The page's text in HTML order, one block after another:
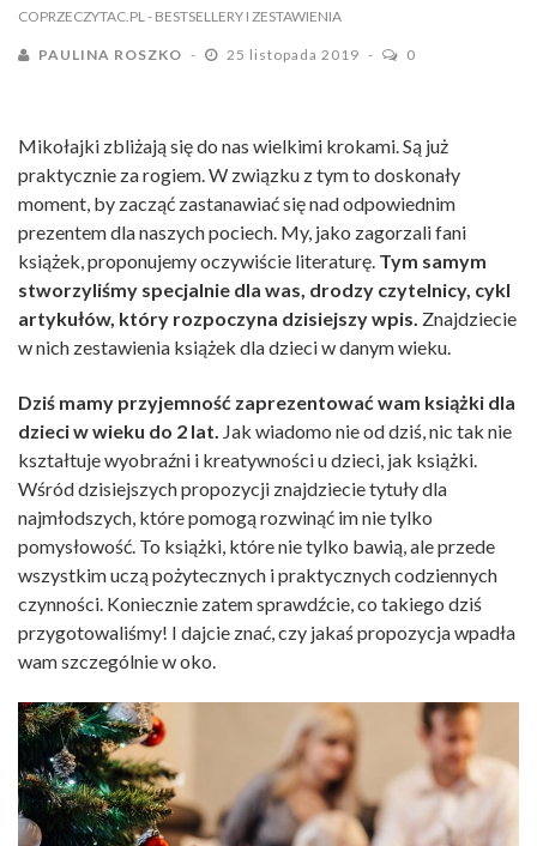
COPRZECZYTAC.PL - BESTSELLERY I ZESTAWIENIA
PAULINA ROSZKO 25 listopada 2019 0
Mikołajki zbliżają się do nas wielkimi krokami. Są już
praktycznie za rogiem. W związku z tym to doskonały
moment, by zacząć zastanawiać się nad odpowiednim
prezentem dla naszych pociech. My, jako zagorzali fani
książek, proponujemy oczywiście literaturę. Tym samym
stworzyliśmy specjalnie dla was, drodzy czytelnicy, cykl
artykułów, który rozpoczyna dzisiejszy wpis. Znajdziecie
w nich zestawienia książek dla dzieci w danym wieku.
Dziś mamy przyjemność zaprezentować wam książki dla
dzieci w wieku do 2 lat. Jak wiadomo nie od dziś, nic tak nie
kształtuje wyobraźni i kreatywności u dzieci, jak książki.
Wśród dzisiejszych propozycji znajdziecie tytuły dla
najmłodszych, które pomogą rozwinąć im nie tylko
pomysłowość. To książki, które nie tylko bawią, ale przede
wszystkim uczą pożytecznych i praktycznych codziennych
czynności. Koniecznie zatem sprawdźcie, co takiego dziś
przygotowaliśmy! I dajcie znać, czy jakaś propozycja wpadła
wam szczególnie w oko.